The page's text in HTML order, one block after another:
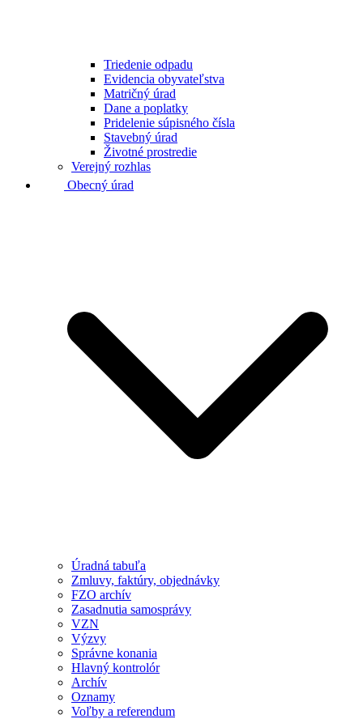
Triedenie odpadu
Evidencia obyvateľstva
Matričný úrad
Dane a poplatky
Pridelenie súpisného čísla
Stavebný úrad
Životné prostredie
Verejný rozhlas
Obecný úrad
Úradná tabuľa
Zmluvy, faktúry, objednávky
FZO archív
Zasadnutia samosprávy
VZN
Výzvy
Správne konania
Hlavný kontrolór
Archív
Oznamy
Voľby a referendum